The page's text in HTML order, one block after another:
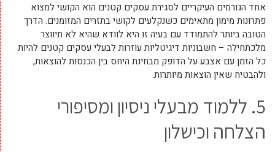
אחד הגורמים העיקריים לסגירת עסקים קטנים הוא הקושי למצוא
פתרונות מימון מתאימים כשנקלעים לקושי בתזרים המזומנים. הדרך
הטובה ביותר להתמודד עם בעיה זו היא לוודא שהיא לא תיווצר
מלכתחילה – חשבוניות דיגיטליות עוזרות לבעלי עסקים קטנים להיות
כל הזמן עם אצבע על הדופק מבחינת היחס בין הכנסות להוצאות,
ולהבטיח שאין הוצאות מיותרות.
5. ללמוד מבעלי ניסיון ומסיפורי
הצלחה וכישלון